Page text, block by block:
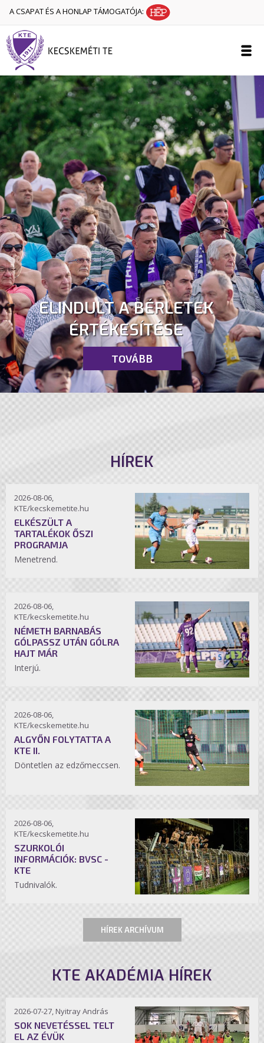
A CSAPAT ÉS A HONLAP TÁMOGATÓJA:
ELINDULT A BÉRLETEK
ÉRTÉKESÍTÉSE
TOVÁBB
HÍREK
2026-08-06,
KTE/kecskemetite.hu
ELKÉSZÜLT A
TARTALÉKOK ŐSZI
PROGRAMJA
Menetrend.
2026-08-06,
KTE/kecskemetite.hu
NÉMETH BARNABÁS
GÓLPASSZ UTÁN GÓLRA
HAJT MÁR
Interjú.
2026-08-06,
KTE/kecskemetite.hu
ALGYŐN FOLYTATTA A
KTE II.
Döntetlen az edzőmeccsen.
2026-08-06,
KTE/kecskemetite.hu
SZURKOLÓI
INFORMÁCIÓK: BVSC -
KTE
Tudnivalók.
HÍREK ARCHÍVUM
KTE AKADÉMIA HÍREK
2026-07-27, Nyitray András
SOK NEVETÉSSEL TELT
EL AZ ÉVÜK